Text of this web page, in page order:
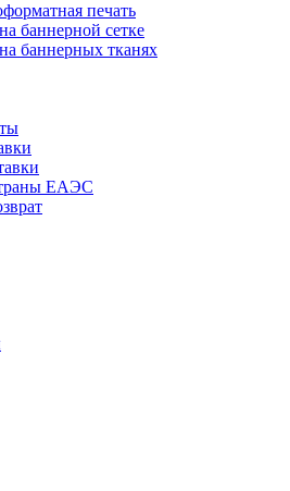
печать
баннерной сетке
баннерных тканях
ЕАЭС